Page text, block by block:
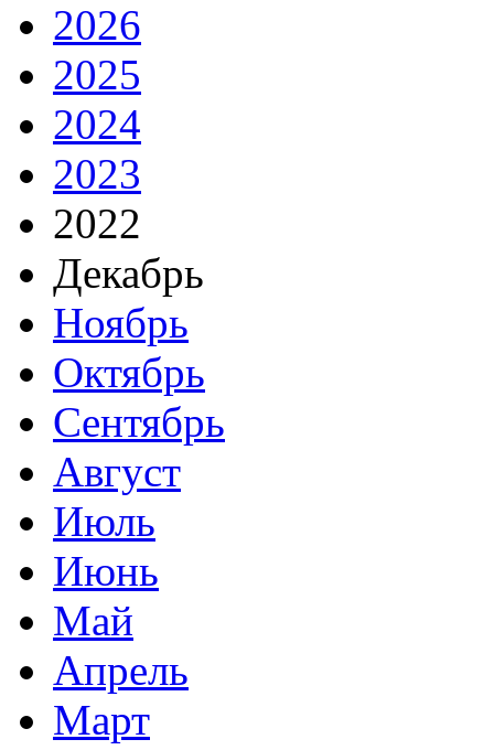
2026
2025
2024
2023
2022
Декабрь
Ноябрь
Октябрь
Сентябрь
Август
Июль
Июнь
Май
Апрель
Март